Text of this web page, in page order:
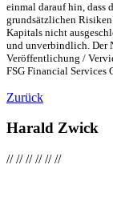
einmal darauf hin, dass
grundsätzlichen
Kapitals nicht
und unverbindlich. Der
Veröffentlichung /
FSG Financial Services
Zurück
Harald Zwick
////////////